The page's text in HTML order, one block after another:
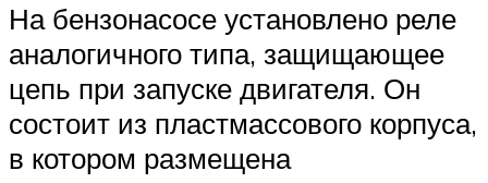
На бензонасосе установлено реле
аналогичного типа, защищающее
цепь при запуске двигателя. Он
состоит из пластмассового корпуса,
в котором размещена